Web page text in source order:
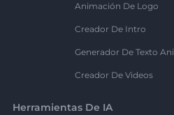
Animación De Logo
Creador De Intro
Generador De Texto
Creador De Videos
Herramientas De IA